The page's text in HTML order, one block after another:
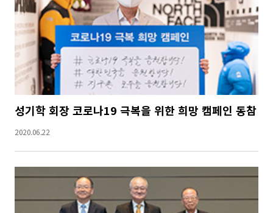
성기학 회장 코로나19 극복을 위한 희망 캠페인 동참
2020.06.22